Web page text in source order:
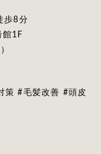
歩8分
館1F
策 #毛髪改善 #頭皮